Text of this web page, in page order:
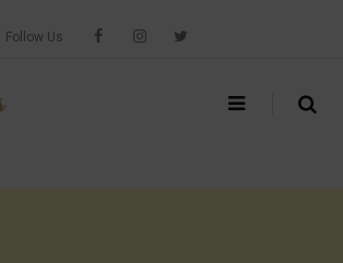
Follow Us